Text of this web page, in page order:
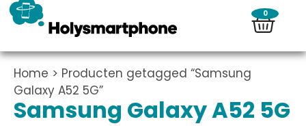
0
Home > Producten getagged “Samsung
Galaxy A52 5G”
Samsung Galaxy A52 5G